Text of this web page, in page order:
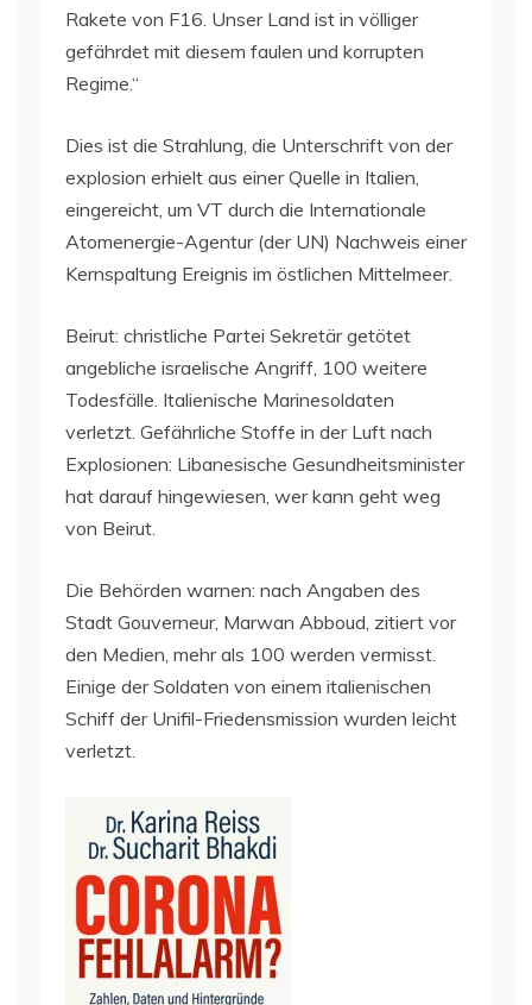
Rakete von F16. Unser Land ist in völliger
gefährdet mit diesem faulen und korrupten
Regime.“
Dies ist die Strahlung, die Unterschrift von der
explosion erhielt aus einer Quelle in Italien,
eingereicht, um VT durch die Internationale
Atomenergie-Agentur (der UN) Nachweis einer
Kernspaltung Ereignis im östlichen Mittelmeer.
Beirut: christliche Partei Sekretär getötet
angebliche israelische Angriff, 100 weitere
Todesfälle. Italienische Marinesoldaten
verletzt. Gefährliche Stoffe in der Luft nach
Explosionen: Libanesische Gesundheitsminister
hat darauf hingewiesen, wer kann geht weg
von Beirut.
Die Behörden warnen: nach Angaben des
Stadt Gouverneur, Marwan Abboud, zitiert vor
den Medien, mehr als 100 werden vermisst.
Einige der Soldaten von einem italienischen
Schiff der Unifil-Friedensmission wurden leicht
verletzt.